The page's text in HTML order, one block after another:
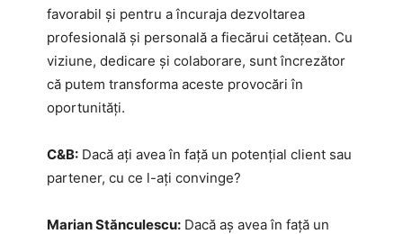
favorabil și pentru a încuraja dezvoltarea
profesională și personală a fiecărui cetățean. Cu
viziune, dedicare și colaborare, sunt încrezător
că putem transforma aceste provocări în
oportunități.
C&B: Dacă ați avea în față un potențial client sau
partener, cu ce l-ați convinge?
Marian Stănculescu: Dacă aș avea în față un